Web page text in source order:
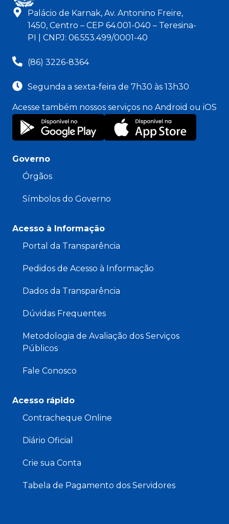
Palácio de Karnak, Av. Antonino Freire,
1450, Centro – CEP 64.001-040 – Teresina-
PI | CNPJ: 06.553.499/0001-40
(86) 3226-8364
Segunda a sexta-feira de 7h30 às 13h30
Acesse também nossos serviços no Android ou iOS
Governo
Órgãos
Símbolos do Governo
Acesso à Informação
Portal da Transparência
Pedidos de Acesso à Informação
Dados da Transparência
Dúvidas Frequentes
Metodologia de Avaliação dos Serviços
Públicos
Fale Conosco
Acesso rápido
Contracheque Online
Diário Oficial
Crie sua Conta
Tabela de Pagamento dos Servidores